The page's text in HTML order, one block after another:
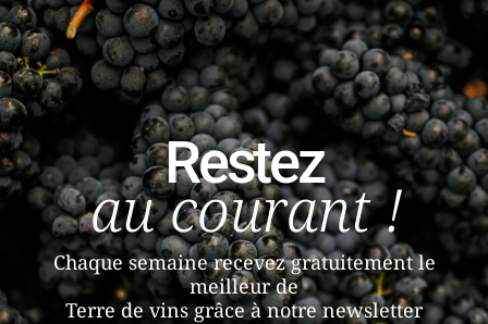
Restez
au courant !
Chaque semaine recevez gratuitement le
meilleur de
Terre de vins grâce à notre newsletter